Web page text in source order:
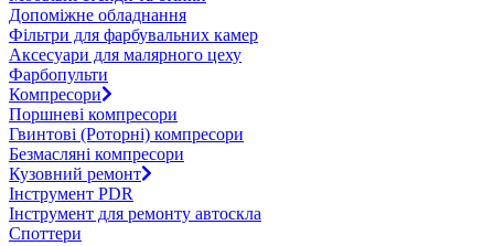
Допоміжне обладнання
Фільтри для фарбувальних камер
Аксесуари для малярного цеху
Фарбопульти
Компресори
Поршневі компресори
Гвинтові (Роторні) компресори
Безмасляні компресори
Кузовний ремонт
Інструмент PDR
Інструмент для ремонту автоскла
Споттери